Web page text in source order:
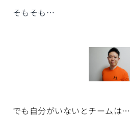
そもそも…
でも自分がいないとチームは…